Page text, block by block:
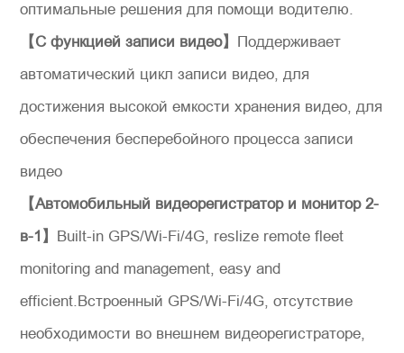
Отправить сообщение
оптимальные решения для помощи водителю.
【С функцией записи видео】
Поддерживает
автоматический цикл записи видео, для
достижения высокой емкости хранения видео, для
обеспечения бесперебойного процесса записи
видео
【Автомобильный видеорегистратор и монитор 2-
в-1】
Built-in GPS/Wi-Fi/4G, reslize remote fleet
monitoring and management, easy and
efficient.Встроенный GPS/Wi-Fi/4G, отсутствие
необходимости во внешнем видеорегистраторе,